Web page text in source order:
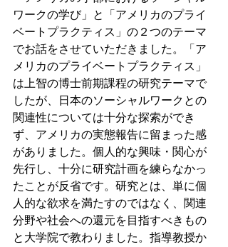
ワークの学び」と「アメリカのプライ
ベートプラクティス」の２つのテーマ
でお話をさせていただきました。「ア
メリカのプライベートプラクティス」
は上智の博士前期課程の研究テーマで
したが、日本のソーシャルワークとの
関連性については十分な探索ができ
ず、アメリカの実態報告に留まった感
がありました。個人的な興味・関心が
先行し、十分に研究計画を練らなかっ
たことが反省です。研究とは、単に個
人的な欲求を満たすのではなく、関連
分野や社会への還元を目指すべきもの
と大学院で教わりました。指導教授か